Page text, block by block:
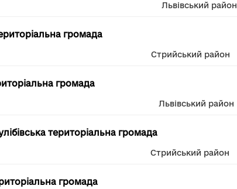
Львівський район
громада
Стрийський район
громада
Львівський район
територіальна громада
Стрийський район
громада